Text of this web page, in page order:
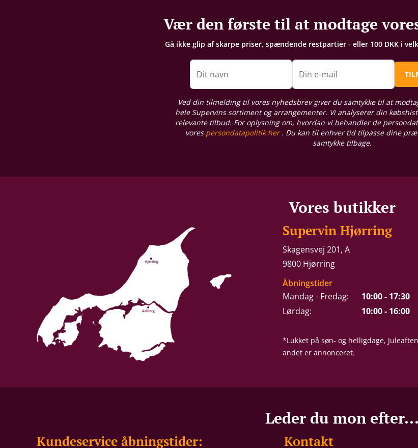
Vær den første til at modtage
Gå ikke glip af skarpe priser, spændende restpartier - eller 100 DKK i
Dit navn Din e-mail
Ved din tilmelding til vores nyhedsbrev giver du samtykke til at
hele Supervins sortiment og arrangementer. Vi analyserer din
relevante tilbud. For oplysning om, hvordan vi behandler de
vores persondatapolitik her. Du kan til enhver tid tilpasse dine
samtykke tilbage.
Vores butikker
Supervin Hjørring
Skagensvej 201, A
9800 Hjørring
Åbningstider
Mandag - Fredag:
10:00 - 17:30
Lørdag:
10:00 - 16:00
*Lukket på søn- og helligdage,
andet er annonceret.
Leder du mon efter...
Kundeservice åbningstider: Kontakt